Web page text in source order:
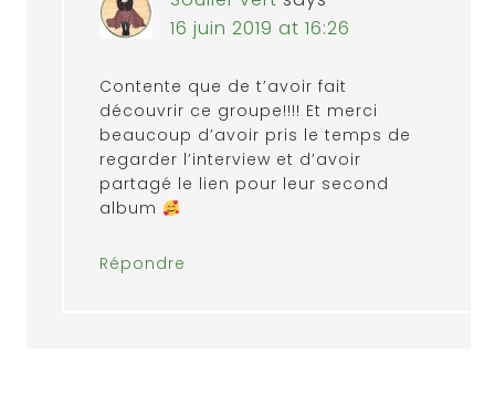
16 juin 2019 at 16:26
Contente que de t’avoir fait
découvrir ce groupe!!!! Et merci
beaucoup d’avoir pris le temps de
regarder l’interview et d’avoir
partagé le lien pour leur second
album
Répondre